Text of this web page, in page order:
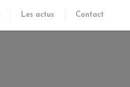
Les actus Contact